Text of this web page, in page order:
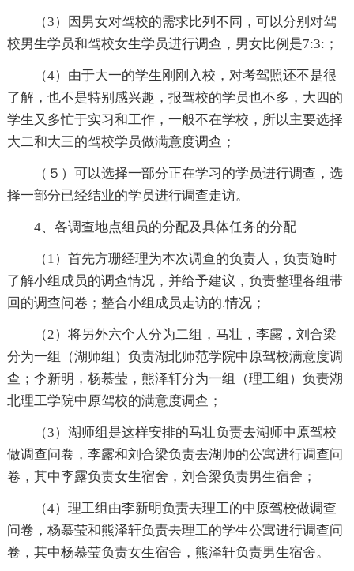
（3）因男女对驾校的需求比列不同，可以分别对驾
校男生学员和驾校女生学员进行调查，男女比例是7:3:；
（4）由于大一的学生刚刚入校，对考驾照还不是很
了解，也不是特别感兴趣，报驾校的学员也不多，大四的
学生又多忙于实习和工作，一般不在学校，所以主要选择
大二和大三的驾校学员做满意度调查；
（５）可以选择一部分正在学习的学员进行调查，选
择一部分已经结业的学员进行调查走访。
4、各调查地点组员的分配及具体任务的分配
（1）首先方珊经理为本次调查的负责人，负责随时
了解小组成员的调查情况，并给予建议，负责整理各组带
回的调查问卷；整合小组成员走访的.情况；
（2）将另外六个人分为二组，马壮，李露，刘合梁
分为一组（湖师组）负责湖北师范学院中原驾校满意度调
查；李新明，杨慕莹，熊泽轩分为一组（理工组）负责湖
北理工学院中原驾校的满意度调查；
（3）湖师组是这样安排的马壮负责去湖师中原驾校
做调查问卷，李露和刘合梁负责去湖师的公寓进行调查问
卷，其中李露负责女生宿舍，刘合梁负责男生宿舍；
（4）理工组由李新明负责去理工的中原驾校做调查
问卷，杨慕莹和熊泽轩负责去理工的学生公寓进行调查问
卷，其中杨慕莹负责女生宿舍，熊泽轩负责男生宿舍。